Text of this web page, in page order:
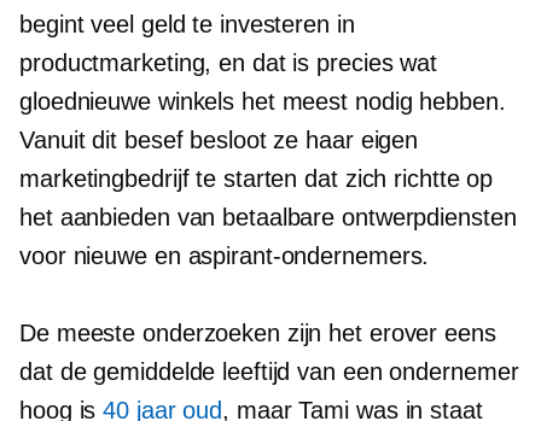
begint veel geld te investeren in
productmarketing, en dat is precies wat
gloednieuwe winkels het meest nodig hebben.
Vanuit dit besef besloot ze haar eigen
marketingbedrijf te starten dat zich richtte op
het aanbieden van betaalbare ontwerpdiensten
voor nieuwe en aspirant-ondernemers.
De meeste onderzoeken zijn het erover eens
dat de gemiddelde leeftijd van een ondernemer
hoog is40 jaar oud, maar Tami was in staat